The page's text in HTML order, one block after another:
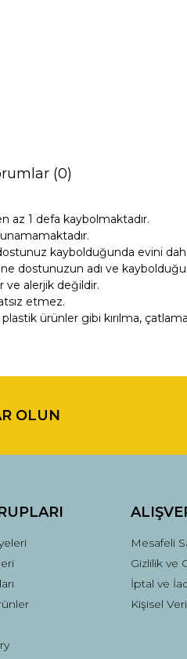
(0)
az 1 defa kaybolmaktadır.
kaybolduğunda evini
dostunuzun adı ve
alerjik değildir.
etmez.
ürünler gibi kırılma,
OLUN
Mesafeli
Gizlilik ve
İptal ve
Kişisel